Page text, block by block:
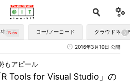
かす ロー/ノーコード クラウドネイ
2016年3月10日 公開
Tools for Visual Studio」の
もアピール